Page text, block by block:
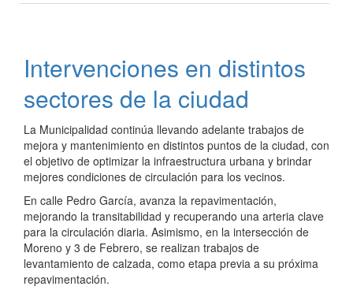
y
trabajos
de
en
diferentes
sectores
de
la
ciudad
Intervenciones en distintos
sectores de la ciudad
La Municipalidad continúa llevando adelante trabajos de
mejora y mantenimiento en distintos puntos de la ciudad, con
el objetivo de optimizar la infraestructura urbana y brindar
mejores condiciones de circulación para los vecinos.
En calle Pedro García, avanza la repavimentación,
mejorando la transitabilidad y recuperando una arteria clave
para la circulación diaria. Asimismo, en la intersección de
Moreno y 3 de Febrero, se realizan trabajos de
levantamiento de calzada, como etapa previa a su próxima
repavimentación.